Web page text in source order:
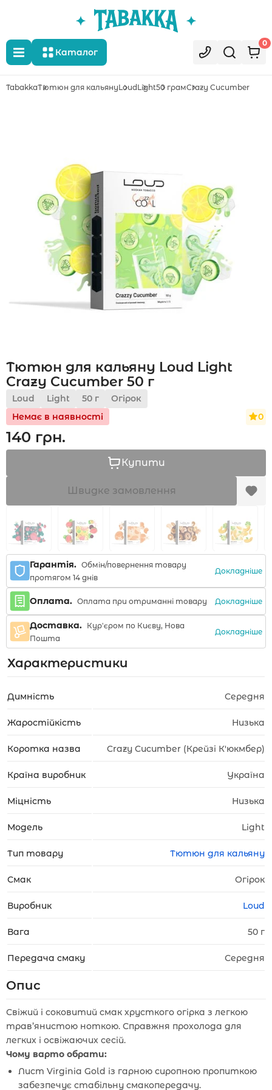
Каталог
0
Укр
TabakkaТютюн для кальянуLoud Light50 грамCrazy Cucumber
Тютюн для кальяну Loud Light
Crazy Cucumber 50 г
Loud Light 50 г
Огірок
Немає в наявності
0
140 грн.
Купити
Швидке замовлення
Гарантія. Обмін/повернення товару
протягом 14 днів
Докладніше
Оплата. Оплата при отриманні товару Докладніше
Доставка. Кур'єром по Києву, Нова
Пошта
Докладніше
Характеристики
Димність Середня
Жаростійкість Низька
Коротка назва Crazy Cucumber (Крейзі К'юкмбер)
Країна виробник Україна
Міцність Низька
Модель Light
Тип товару Тютюн для кальяну
Смак Огірок
Виробник Loud
Вага 50 г
Передача смаку Середня
Опис
Свіжий і соковитий смак хрусткого огірка з легкою
трав’янистою ноткою. Справжня прохолода для
легких і освіжаючих сесій.
Чому варто обрати:
Лист Virginia Gold із гарною сиропною пропиткою
забезпечує стабільну смакопередачу.